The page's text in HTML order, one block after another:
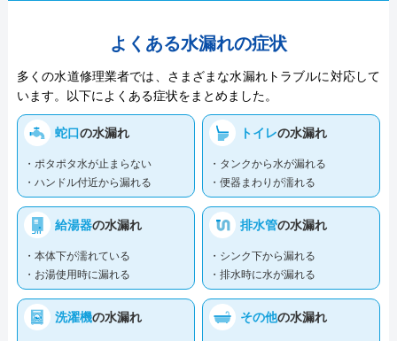
よくある水漏れの症状
多くの水道修理業者では、さまざまな水漏れトラブルに対応して
います。以下によくある症状をまとめました。
蛇口の水漏れ
・ポタポタ水が止まらない
・ハンドル付近から漏れる
トイレの水漏れ
・タンクから水が漏れる
・便器まわりが濡れる
給湯器の水漏れ
・本体下が濡れている
・お湯使用時に漏れる
排水管の水漏れ
・シンク下から漏れる
・排水時に水が漏れる
洗濯機の水漏れ その他の水漏れ